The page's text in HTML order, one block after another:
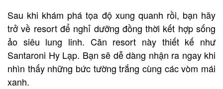
Sau khi khám phá tọa độ xung quanh rồi, bạn hãy
trở về resort để nghỉ dưỡng đồng thời kết hợp sống
ảo siêu lung linh. Căn resort này thiết kế như
Santaroni Hy Lạp. Bạn sẽ dễ dàng nhận ra ngay khi
nhìn thấy những bức tường trắng cùng các vòm mái
xanh.